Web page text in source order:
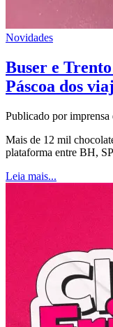
Novidades
Buser e
Páscoa dos
Publicado por
Mais de 12 mil
plataforma entre BH,
Leia mais...